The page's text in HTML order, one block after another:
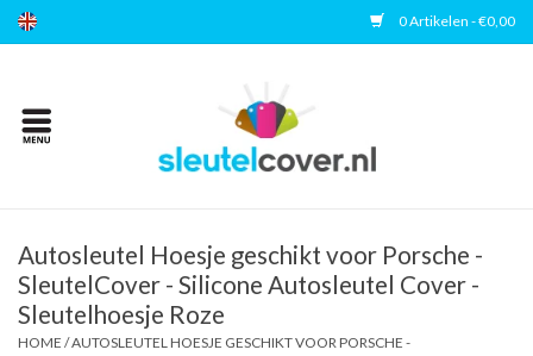
0 Artikelen - €0,00
Home
Accessoires
Veelgestelde vragen
Autosleutel Hoesje geschikt voor Porsche -
SleutelCover - Silicone Autosleutel Cover -
Sleutelhoesje Roze
HOME /AUTOSLEUTEL HOESJE GESCHIKT VOOR PORSCHE -